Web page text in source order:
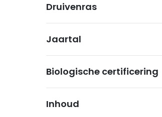
Druivenras
Jaartal
Biologische certificering
Inhoud